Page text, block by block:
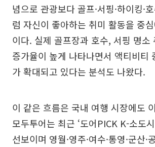
념으로 관광보다 골프·서핑·하이킹·
럼 자신이 좋아하는 취미 활동을 중
이다. 실제 골프장과 호수, 서핑 명소
증가율이 높게 나타나면서 액티비티
가 확대되고 있다는 분석도 나왔다.
이 같은 흐름은 국내 여행 시장에도
모두투어는 최근 ‘도어PICK K-소도
선보이며 영월·영주·여수·통영·군산·